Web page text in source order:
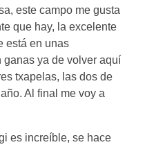
este campo me gusta
que hay, la excelente
está en unas
ya de volver aquí
txapelas, las dos de
Al final me voy a
es increíble, se hace